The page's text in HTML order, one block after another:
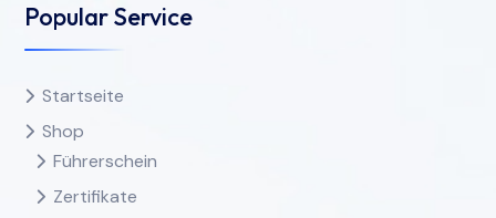
Popular Service
Startseite
Shop
Führerschein
Zertifikate